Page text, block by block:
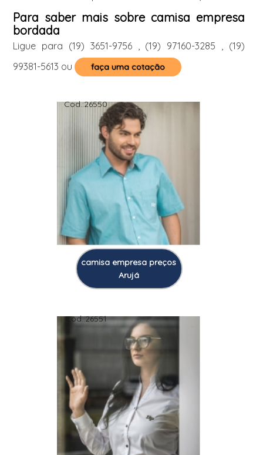
Para saber mais sobre camisa empresa
bordada
Ligue para (19) 3651-9756, (19) 97160-3285 , (19)
99381-5613 ou faça uma cotação
Cod.:26550
camisa empresa preços
Arujá
Cod.:26551